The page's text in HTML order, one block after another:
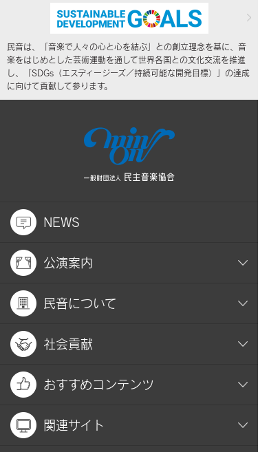
民音は、「音楽で人々の心と心を結ぶ」との創立理念を基に、音
楽をはじめとした芸術運動を通して世界各国との文化交流を推進
し、「SDGs（エスディージーズ／持続可能な開発目標）」の達成
に向けて貢献して参ります。
NEWS
公演案内
民音について
社会貢献
おすすめコンテンツ
関連サイト